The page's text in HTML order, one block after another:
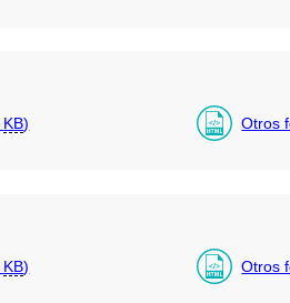
KB) Otros
KB) Otros